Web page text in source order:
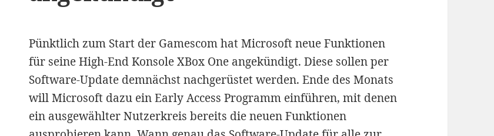
Pünktlich zum Start der Gamescom hat Microsoft neue Funktionen
für seine High-End Konsole XBox One angekündigt. Diese sollen per
Software-Update demnächst nachgerüstet werden. Ende des Monats
will Microsoft dazu ein Early Access Programm einführen, mit denen
ein ausgewählter Nutzerkreis bereits die neuen Funktionen